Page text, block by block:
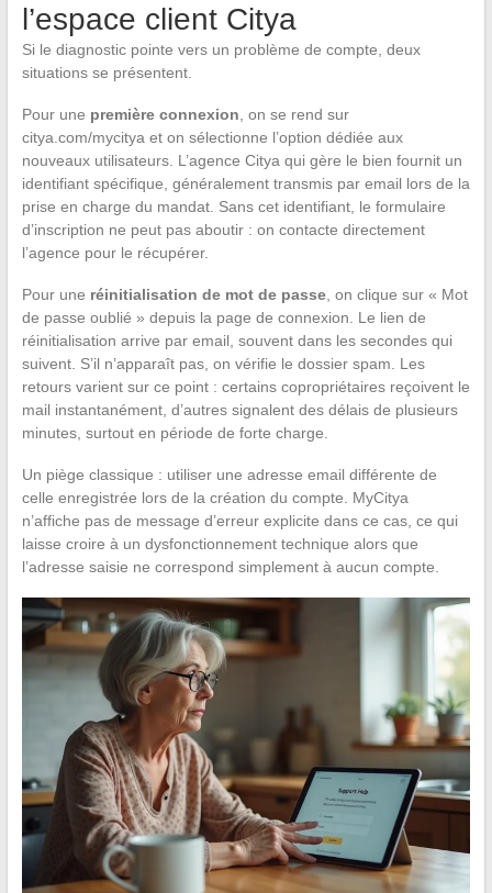
l’espace client Citya
Si le diagnostic pointe vers un problème de compte, deux
situations se présentent.
Pour une première connexion, on se rend sur
citya.com/mycitya et on sélectionne l’option dédiée aux
nouveaux utilisateurs. L’agence Citya qui gère le bien fournit un
identifiant spécifique, généralement transmis par email lors de la
prise en charge du mandat. Sans cet identifiant, le formulaire
d’inscription ne peut pas aboutir : on contacte directement
l’agence pour le récupérer.
Pour une réinitialisation de mot de passe, on clique sur « Mot
de passe oublié » depuis la page de connexion. Le lien de
réinitialisation arrive par email, souvent dans les secondes qui
suivent. S’il n’apparaît pas, on vérifie le dossier spam. Les
retours varient sur ce point : certains copropriétaires reçoivent le
mail instantanément, d’autres signalent des délais de plusieurs
minutes, surtout en période de forte charge.
Un piège classique : utiliser une adresse email différente de
celle enregistrée lors de la création du compte. MyCitya
n’affiche pas de message d’erreur explicite dans ce cas, ce qui
laisse croire à un dysfonctionnement technique alors que
l’adresse saisie ne correspond simplement à aucun compte.